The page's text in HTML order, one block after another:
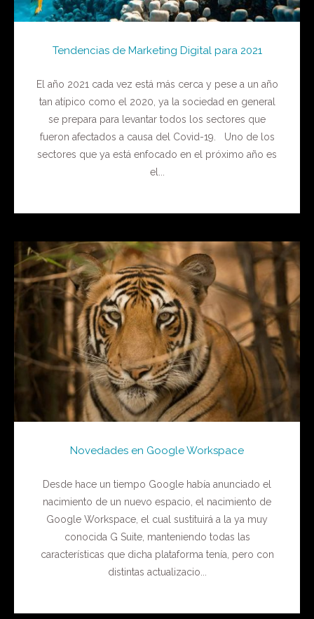
Tendencias de Marketing Digital para 2021
El año 2021 cada vez está más cerca y pese a un año
tan atípico como el 2020, ya la sociedad en general
se prepara para levantar todos los sectores que
fueron afectados a causa del Covid-19. Uno de los
sectores que ya está enfocado en el próximo año es
el...
Novedades en Google Workspace
Desde hace un tiempo Google había anunciado el
nacimiento de un nuevo espacio, el nacimiento de
Google Workspace, el cual sustituirá a la ya muy
conocida G Suite, manteniendo todas las
características que dicha plataforma tenía, pero con
distintas actualizacio...